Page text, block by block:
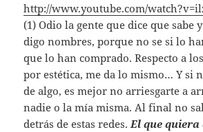
http://www.youtube.com/
(1) Odio la gente que dice que sabe
digo nombres, porque no se si lo
que lo han comprado. Respecto a
por estética, me da lo mismo… Y si
de algo, es mejor no arriesgarte a
nadie o la mía misma. Al final no
detrás de estas redes.El que quiera